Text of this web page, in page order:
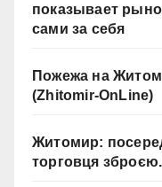
показывает
сами за себя
Пожежа на
(Zhitomir-OnLine)
Житомир:
торговця зброєю.